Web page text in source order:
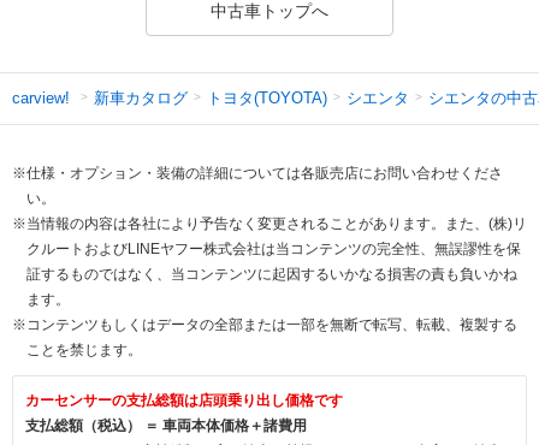
中古車トップへ
carview! 新車カタログ トヨタ(TOYOTA) シエンタ シエンタの中
※仕様・オプション・装備の詳細については各販売店にお問い合わせくださ
い。
※当情報の内容は各社により予告なく変更されることがあります。また、(株)リ
クルートおよびLINEヤフー株式会社は当コンテンツの完全性、無誤謬性を保
証するものではなく、当コンテンツに起因するいかなる損害の責も負いかね
ます。
※コンテンツもしくはデータの全部または一部を無断で転写、転載、複製する
ことを禁じます。
カーセンサーの支払総額は店頭乗り出し価格です
支払総額（税込） ＝ 車両本体価格＋諸費用